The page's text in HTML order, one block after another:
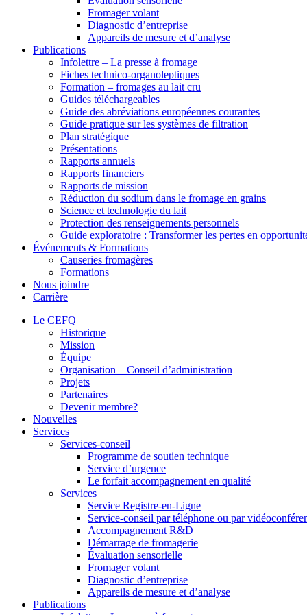
Fromager volant
Diagnostic d’entreprise
Appareils de mesure et d’analyse
Publications
Infolettre – La presse à fromage
Fiches technico-organoleptiques
Formation – fromages au lait cru
Guides téléchargeables
Guide des abréviations européennes courantes
Guide pratique sur les systèmes de filtration
Plan stratégique
Présentations
Rapports annuels
Rapports financiers
Rapports de mission
Réduction du sodium dans le fromage en grains
Science et technologie du lait
Protection des renseignements personnels
Guide exploratoire : Transformer les pertes en
Événements & Formations
Causeries fromagères
Formations
Nous joindre
Carrière
Le CEFQ
Historique
Mission
Équipe
Organisation – Conseil d’administration
Projets
Partenaires
Devenir membre?
Nouvelles
Services
Services-conseil
Programme de soutien technique
Service d’urgence
Le forfait accompagnement en qualité
Services
Service Registre-en-Ligne
Service-conseil par téléphone ou par
Accompagnement R&D
Démarrage de fromagerie
Évaluation sensorielle
Fromager volant
Diagnostic d’entreprise
Appareils de mesure et d’analyse
Publications